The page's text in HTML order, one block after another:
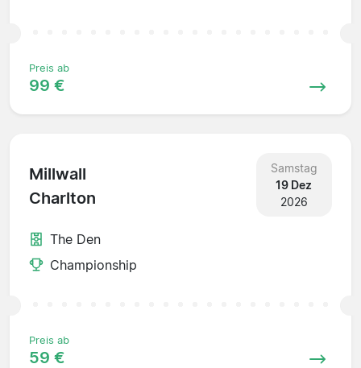
Preis ab
99 €
Millwall
Charlton
Samstag
19 Dez
2026
The Den
Championship
Preis ab
59 €